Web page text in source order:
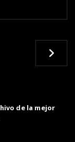
de la mejor